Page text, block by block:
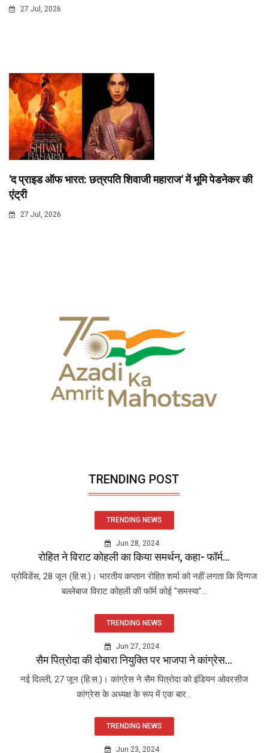
27 Jul, 2026
'द प्राइड ऑफ भारत: छत्रपति शिवाजी महाराज' में भूमि पेडनेकर की
एंट्री
27 Jul, 2026
TRENDING POST
TRENDING NEWS
Jun 28, 2024
रोहित ने विराट कोहली का किया समर्थन, कहा- फॉर्म...
प्रोविडेंस, 28 जून (हि.स.)। भारतीय कप्तान रोहित शर्मा को नहीं लगता कि दिग्गज
बल्लेबाज विराट कोहली की फॉर्म कोई "समस्या"...
TRENDING NEWS
Jun 27, 2024
सैम पित्रोदा की दोबारा नियुक्ति पर भाजपा ने कांग्रेस...
नई दिल्ली, 27 जून (हि.स.)। कांग्रेस ने सैम पित्रोदा को इंडियन ओवरसीज
कांग्रेस के अध्यक्ष के रूप में एक बार...
TRENDING NEWS
Jun 23, 2024